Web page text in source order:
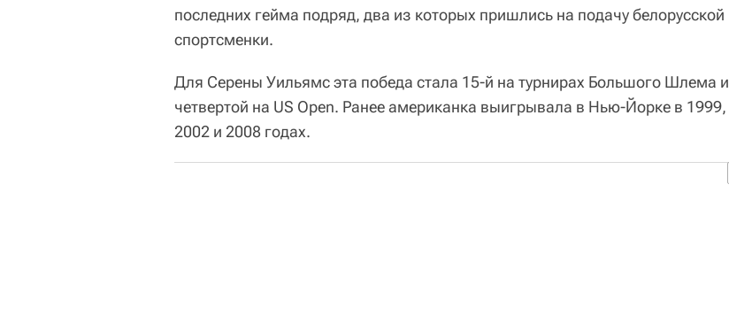
последних гейма подряд, два из которых пришлись на подачу белорусской
спортсменки.
Для Серены Уильямс эта победа стала 15-й на турнирах Большого Шлема и
четвертой на US Open. Ранее американка выигрывала в Нью-Йорке в 1999,
2002 и 2008 годах.